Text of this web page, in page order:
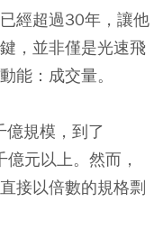
經超過30年，讓他
，並非僅是光速飛
能：成交量。
規模，到了
元以上。然而，
接以倍數的規格剽